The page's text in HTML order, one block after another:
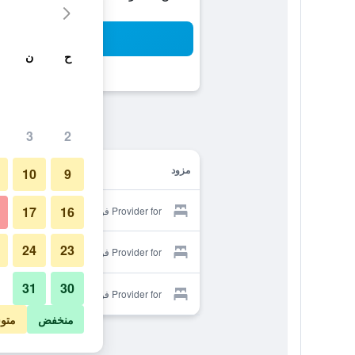
مزود
Provider for فوز إكسبرس هوتل
Provider for فوز إكسبرس هوتل
Provider for فوز إكسبرس هوتل
ح ن
2
3
9
10
16
17
23
24
30
31
منخفض